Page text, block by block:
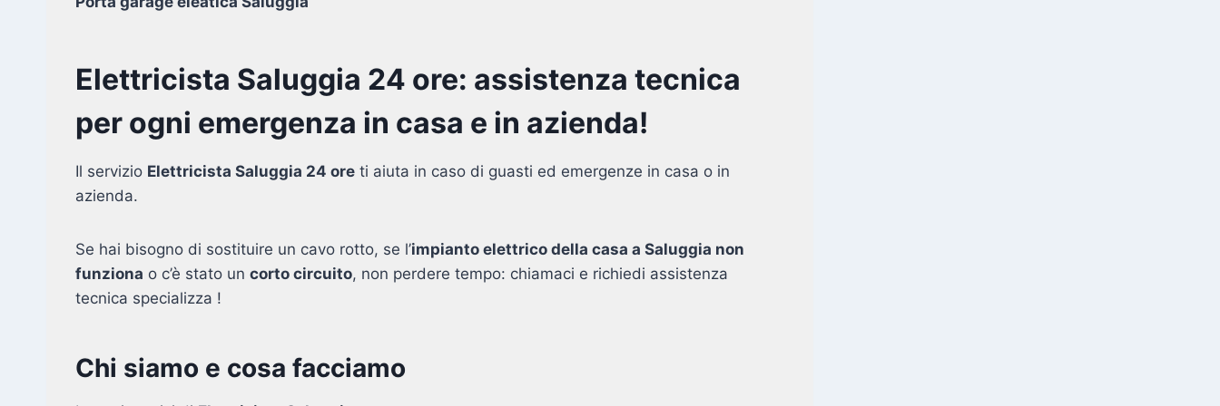
Elettricista Saluggia 24 ore: assistenza tecnica
per ogni emergenza in casa e in azienda!
Il servizio Elettricista Saluggia 24 ore ti aiuta in caso di guasti ed emergenze in casa o in
azienda.
Se hai bisogno di sostituire un cavo rotto, se l’impianto elettrico della casa a Saluggia non
funziona o c’è stato un corto circuito, non perdere tempo: chiamaci e richiedi assistenza
tecnica specializza !
Chi siamo e cosa facciamo